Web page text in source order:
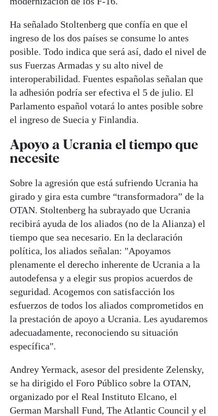
Ha señalado Stoltenberg que confía en que el
ingreso de los dos países se consume lo antes
posible. Todo indica que será así, dado el nivel de
sus Fuerzas Armadas y su alto nivel de
interoperabilidad. Fuentes españolas señalan que
la adhesión podría ser efectiva el 5 de julio. El
Parlamento español votará lo antes posible sobre
el ingreso de Suecia y Finlandia.
Apoyo a Ucrania el tiempo que
necesite
Sobre la agresión que está sufriendo Ucrania ha
girado y gira esta cumbre “transformadora” de la
OTAN. Stoltenberg ha subrayado que Ucrania
recibirá ayuda de los aliados (no de la Alianza) el
tiempo que sea necesario. En la declaración
política, los aliados señalan: "Apoyamos
plenamente el derecho inherente de Ucrania a la
autodefensa y a elegir sus propios acuerdos de
seguridad. Acogemos con satisfacción los
esfuerzos de todos los aliados comprometidos en
la prestación de apoyo a Ucrania. Les ayudaremos
adecuadamente, reconociendo su situación
específica".
Andrey Yermack, asesor del presidente Zelensky,
se ha dirigido el Foro Público sobre la OTAN,
organizado por el Real Instituto Elcano, el
German Marshall Fund, The Atlantic Council y el